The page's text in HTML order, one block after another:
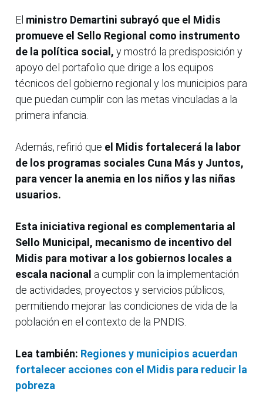
El ministro Demartini subrayó que el Midis
promueve el Sello Regional como instrumento
de la política social, y mostró la predisposición y
apoyo del portafolio que dirige a los equipos
técnicos del gobierno regional y los municipios para
que puedan cumplir con las metas vinculadas a la
primera infancia.
Además, refirió que el Midis fortalecerá la labor
de los programas sociales Cuna Más y Juntos,
para vencer la anemia en los niños y las niñas
usuarios.
Esta iniciativa regional es complementaria al
Sello Municipal, mecanismo de incentivo del
Midis para motivar a los gobiernos locales a
escala nacional a cumplir con la implementación
de actividades, proyectos y servicios públicos,
permitiendo mejorar las condiciones de vida de la
población en el contexto de la PNDIS.
Lea también: Regiones y municipios acuerdan
fortalecer acciones con el Midis para reducir la
pobreza